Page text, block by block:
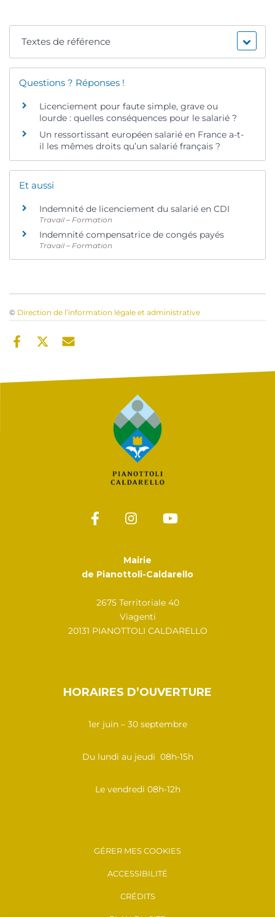
Textes de référence
Questions ? Réponses !
Licenciement pour faute simple, grave ou
lourde : quelles conséquences pour le salarié ?
Un ressortissant européen salarié en France a-t-
il les mêmes droits qu’un salarié français ?
Et aussi
Indemnité de licenciement du salarié en CDI
Travail – Formation
Indemnité compensatrice de congés payés
Travail – Formation
© Direction de l’information légale et administrative
Mairie
de Pianottoli-Caldarello
2675 Territoriale 40
Viagenti
20131 PIANOTTOLI CALDARELLO
HORAIRES D’OUVERTURE
1er juin – 30 septembre
Du lundi au jeudi 08h-15h
Le vendredi 08h-12h
GÉRER MES COOKIES
ACCESSIBILITÉ
CRÉDITS